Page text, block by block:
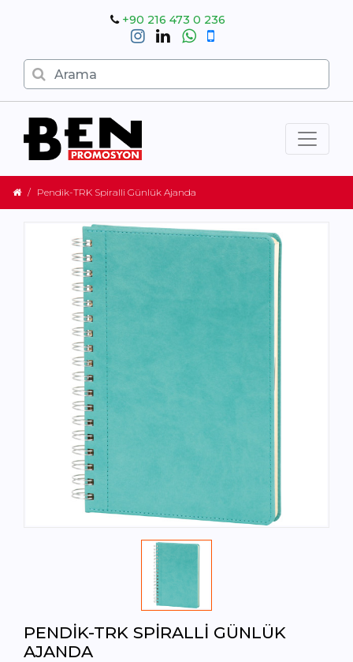
+90 216 473 0 236
Pendik-TRK Spiralli Günlük Ajanda
PENDIK-TRK SPIRALLI GÜNLÜK
AJANDA